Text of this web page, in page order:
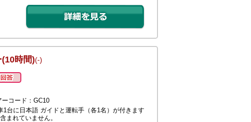
(10時間)(-)
ーコード：GC10
台に日本語 ガイドと運転手（各1名）が付きます
まれていません。